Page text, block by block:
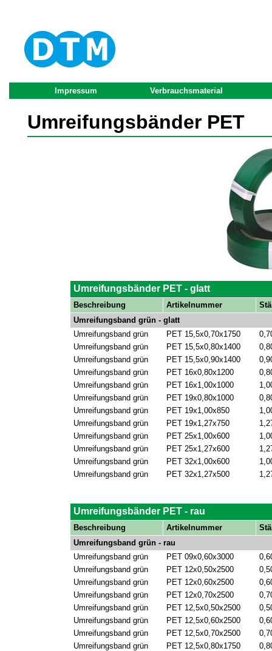
Impressum Verbrauchsmaterial
Umreifungsbänder PET
Umreifungsbänder PET - glatt
Beschreibung Artikelnummer
Umreifungsband grün - glatt
Umreifungsband grün
PET 15,5x0,70x1750
Umreifungsband grün
PET 15,5x0,80x1400
Umreifungsband grün
PET 15,5x0,90x1400
Umreifungsband grün
PET 16x0,80x1200
Umreifungsband grün
PET 16x1,00x1000
Umreifungsband grün
PET 19x0,80x1000
Umreifungsband grün
PET 19x1,00x850
Umreifungsband grün
PET 19x1,27x750
Umreifungsband grün
PET 25x1,00x600
Umreifungsband grün
PET 25x1,27x600
Umreifungsband grün
PET 32x1,00x600
Umreifungsband grün
PET 32x1,27x500
Umreifungsbänder PET - rau
Beschreibung Artikelnummer
Umreifungsband grün - rau
Umreifungsband grün
PET 09x0,60x3000
Umreifungsband grün
PET 12x0,50x2500
Umreifungsband grün
PET 12x0,60x2500
Umreifungsband grün
PET 12x0,70x2500
Umreifungsband grün
PET 12,5x0,50x2500
Umreifungsband grün
PET 12,5x0,60x2500
Umreifungsband grün
PET 12,5x0,70x2500
Umreifungsband grün
PET 12,5x0,80x1750